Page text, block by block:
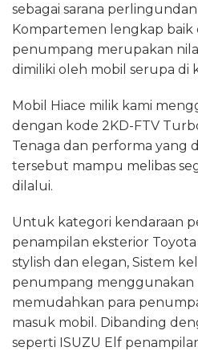
sebagai sarana
Kompartemen lengkap baik
penumpang merupakan
dimiliki oleh mobil serupa di
Mobil Hiace milik kami
dengan kode 2KD-FTV
Tenaga dan performa yang
tersebut mampu melibas
dilalui.
Untuk kategori kendaraan
penampilan eksterior
stylish dan elegan, Sistem
penumpang menggunakan
memudahkan para
masuk mobil. Dibanding
seperti ISUZU Elf